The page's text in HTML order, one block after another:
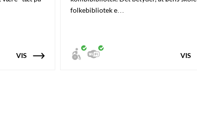
VIS
folkebibliotek e…
VIS